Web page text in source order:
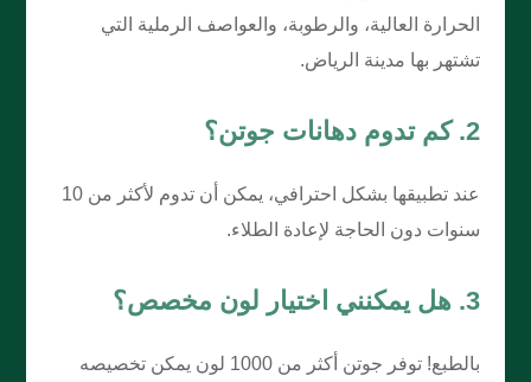
الحرارة العالية، والرطوبة، والعواصف الرملية التي
تشتهر بها مدينة الرياض.
2. كم تدوم دهانات جوتن؟
عند تطبيقها بشكل احترافي، يمكن أن تدوم لأكثر من 10
سنوات دون الحاجة لإعادة الطلاء.
3. هل يمكنني اختيار لون مخصص؟
بالطبع! توفر جوتن أكثر من 1000 لون يمكن تخصيصه